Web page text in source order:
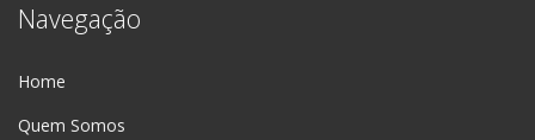
Navegação
Home
Quem Somos